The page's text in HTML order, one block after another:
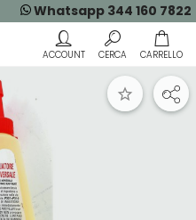
Whatsapp 344 160 7822